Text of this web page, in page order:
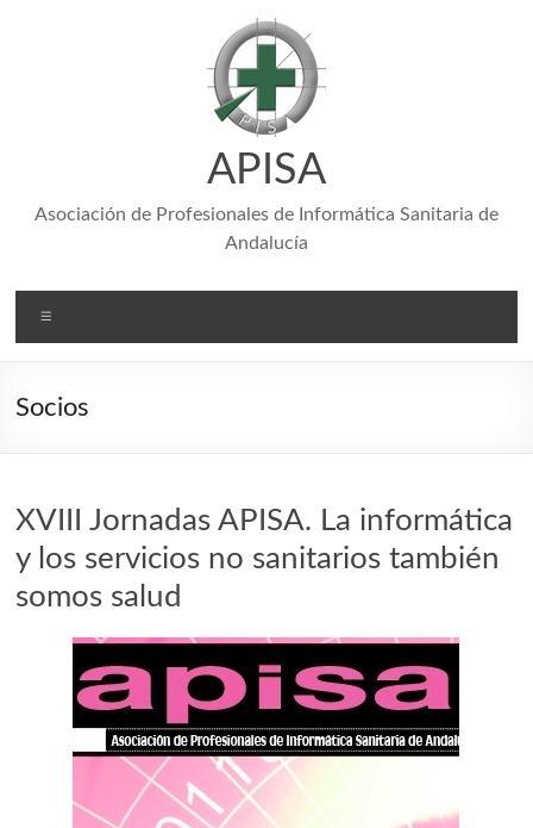
APISA
Asociación de Profesionales de Informática Sanitaria de
Andalucía
Socios
XVIII Jornadas APISA. La informática
y los servicios no sanitarios también
somos salud